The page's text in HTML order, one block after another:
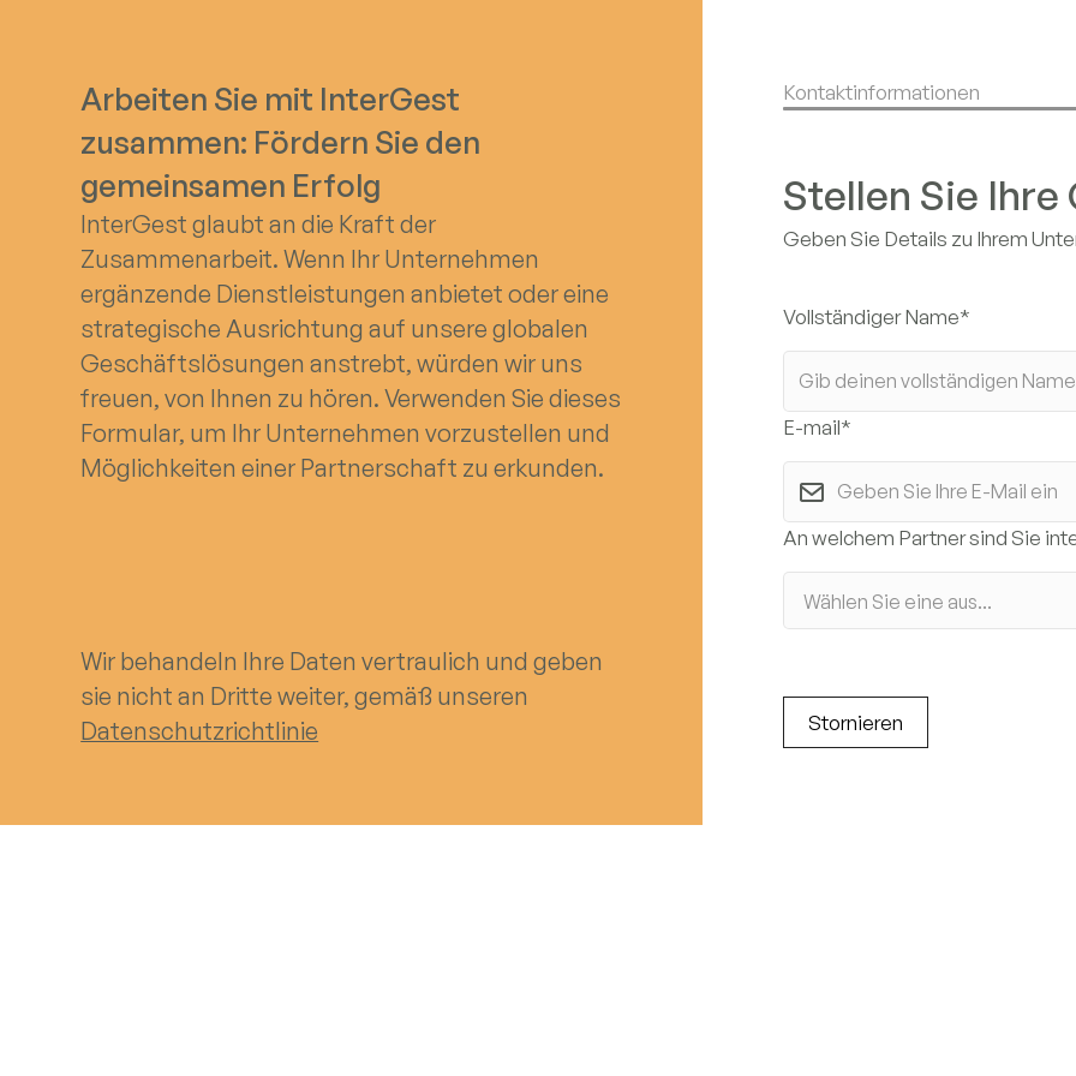
Arbeiten Sie mit InterGest
zusammen: Fördern Sie den
gemeinsamen Erfolg
InterGest glaubt an die Kraft der
Zusammenarbeit. Wenn Ihr Unternehmen
ergänzende Dienstleistungen anbietet oder eine
strategische Ausrichtung auf unsere globalen
Geschäftslösungen anstrebt, würden wir uns
freuen, von Ihnen zu hören. Verwenden Sie dieses
Formular, um Ihr Unternehmen vorzustellen und
Möglichkeiten einer Partnerschaft zu erkunden.
Wir behandeln Ihre Daten vertraulich und geben
sie nicht an Dritte weiter, gemäß unseren
Datenschutzrichtlinie
Kontaktinformationen
Stellen Sie
Geben Sie Details zu Ihrem
Vollständiger Name*
E-mail*
An welchem Partner sind Sie
Stornieren